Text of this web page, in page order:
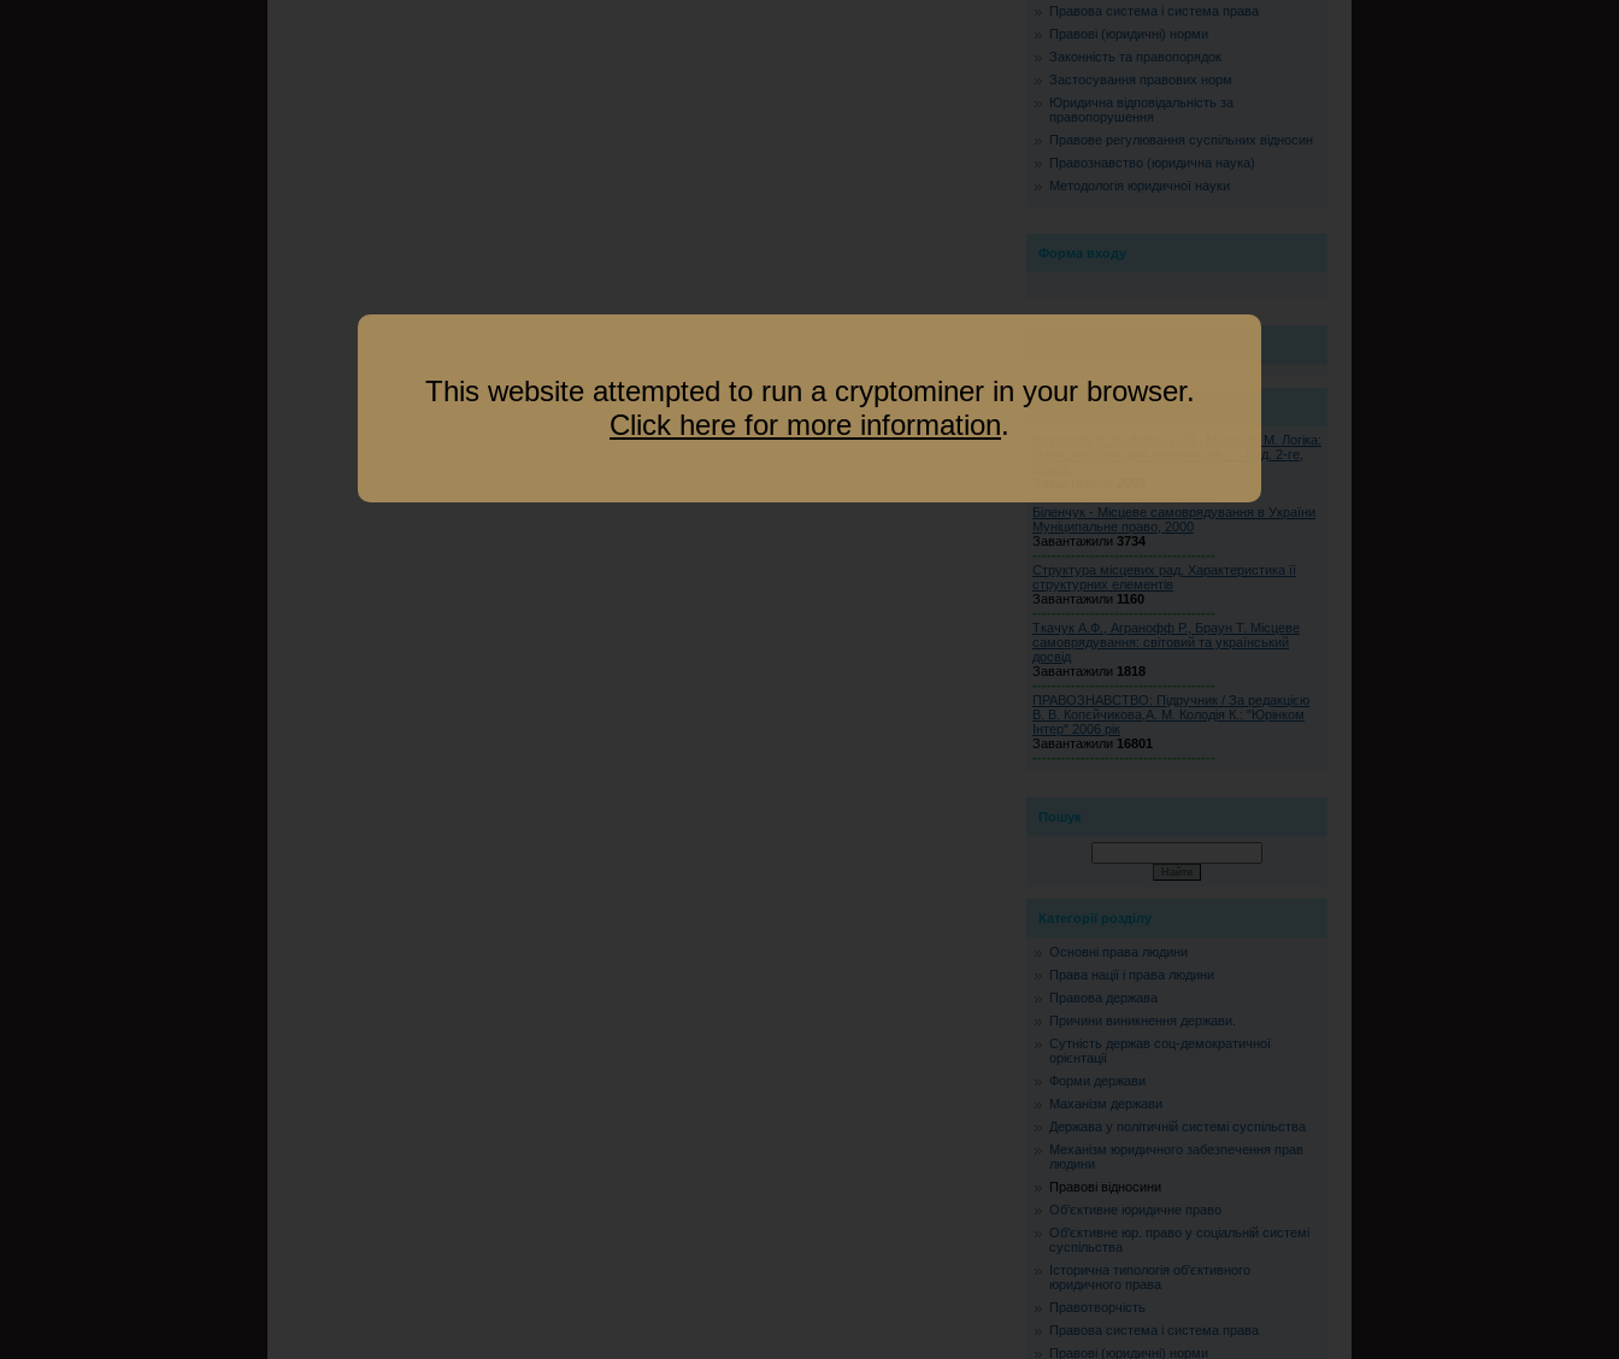
Правова система і система права
Правові (юридичні) норми
Законність та правопорядок
Застосування правових норм
Юридична відповідальність за
правопорушення
Правове регулювання суспільних відносин
Правознавство (юридична наука)
Методологія юридичної науки
Форма входу
Арутюнов В. Х., Кирик Д. П., Мішин В. М. Логіка:
Навч. посібник для економістів. — Вид. 2-ге,
Біленчук - Місцеве самоврядування в України
Муніципальне право, 2000
Завантажили 3734
--------------------------------------
Структура місцевих рад. Характеристика її
структурних елементів
Завантажили 1160
--------------------------------------
Ткачук А.Ф., Агранофф Р., Браун Т. Місцеве
самоврядування: світовий та український
досвід
Завантажили 1818
--------------------------------------
ПРАВОЗНАВСТВО: Підручник / За редакцією
В. В. Копєйчикова,А. М. Колодія К.: "Юрінком
Інтер" 2006 рік
Завантажили 16801
--------------------------------------
Пошук
Категорії розділу
Основні права людини
Права нації і права людини
Правова держава
Причини виникнення держави.
Сутність держав соц-демократичної
орієнтації
Форми держави
Маханізм держави
Держава у політичній системі суспільства
Механізм юридичного забезпечення прав
людини
Правові відносини
Об'єктивне юридичне право
Об'єктивне юр. право у соціальній системі
суспільства
Історична типологія об'єктивного
юридичного права
Правотворчість
Правова система і система права
Правові (юридичні) норми
This website attempted to run a cryptominer in your browser.
Click here for more information.